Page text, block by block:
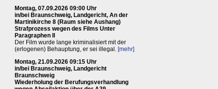
Montag, 07.09.2026 09:00 Uhr
in/bei Braunschweig, Landgericht, An der
Martinikirche 8 (Raum siehe Aushang)
Strafprozess wegen des Films Unter
Paragraphen II
Der Film wurde lange kriminalisiert mit der
(erlogenen) Behauptung, er sei illegal. [mehr]
Montag, 21.09.2026 09:15 Uhr
in/bei Braunschweig, Landgericht
Braunschweig
Wiederholung der Berufungsverhandlung